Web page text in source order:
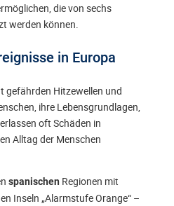
die von sechs
werden können.
in Europa
gefährden Hitzewellen und
ihre Lebensgrundlagen,
oft Schäden in
Alltag der Menschen
spanischen Regionen mit
Inseln „Alarmstufe Orange“ –